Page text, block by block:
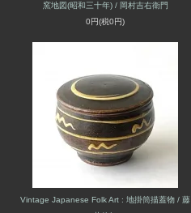
窯地図(昭和三十年) / 岡村吉右衛門
0円(税0円)
Vintage Japanese Folk Art : 地掛筒描蓋物 / 藤